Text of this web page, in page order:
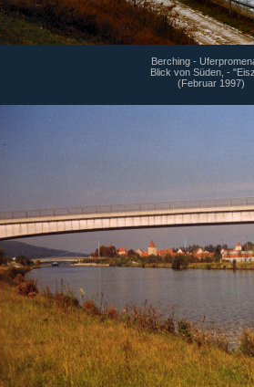
Berching -
Blick von Süden, -
(Februar 1997)